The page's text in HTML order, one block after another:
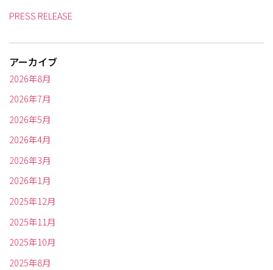
PRESS RELEASE
アーカイブ
2026年8月
2026年7月
2026年5月
2026年4月
2026年3月
2026年1月
2025年12月
2025年11月
2025年10月
2025年8月